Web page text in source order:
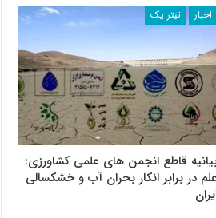
اخبار تیتر یک
قاطع انجمن های علمی کشاورزی:
علم در برابر انکار بحران آب و خشکسالی